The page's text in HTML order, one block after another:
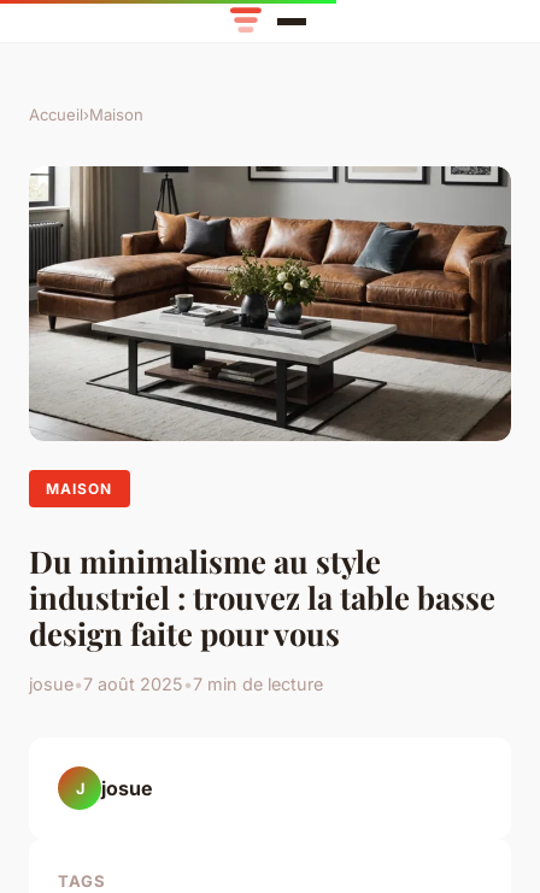
Accueil›Maison
MAISON
Du minimalisme au style
industriel : trouvez la table basse
design faite pour vous
josue•7 août 2025•7 min de lecture
J josue
TAGS